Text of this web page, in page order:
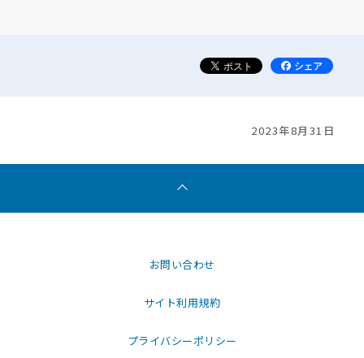
2023年8月31日
お問い合わせ
サイト利用規約
プライバシーポリシー